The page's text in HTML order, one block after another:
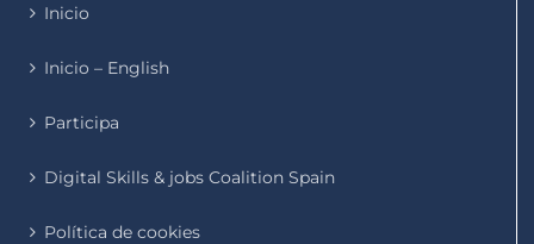
Inicio
Inicio – English
Participa
Digital Skills & jobs Coalition Spain
Política de cookies